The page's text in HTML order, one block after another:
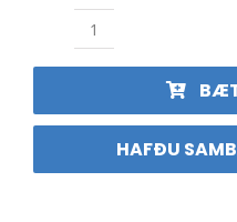
Dráttarkúla
15
HAFÐU